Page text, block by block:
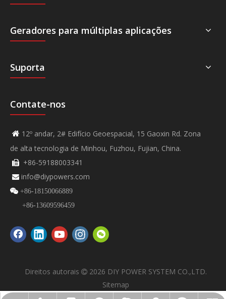
Geradores para múltiplas aplicações
Suporta
Contate-nos
 12º andar, 2# Edifício Geoespacial, 15 Gaoxin Rd. Zona
de alta tecnologia de Minhou, Fuzhou, Fujian, China.
 +86-59188003341
 info@diypowers.com
 +86-18150066889
+86-13609596459
Direitos autorais  2026 DIY POWER SYSTEM CO.,LTD.
Sitemap